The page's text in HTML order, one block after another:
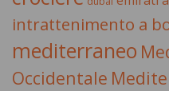
intrattenimento a
mediterraneo
Occidentale